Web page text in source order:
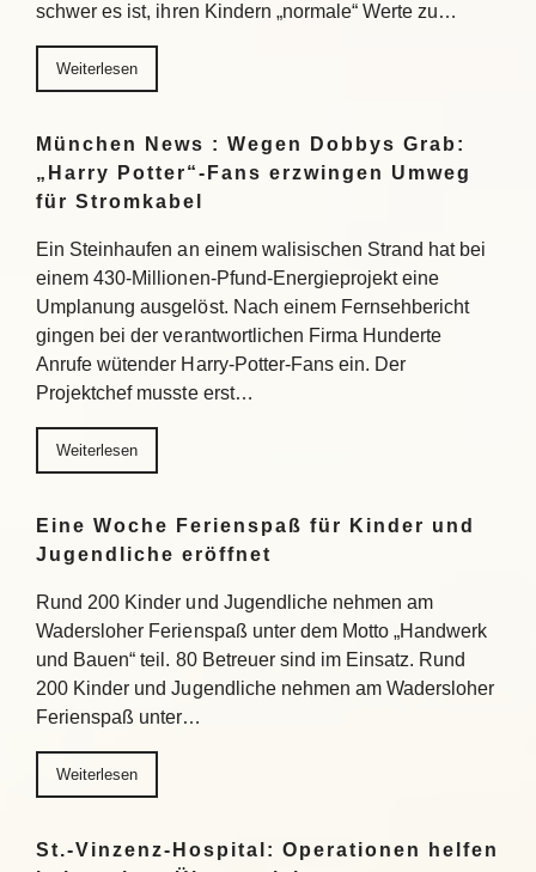
schwer es ist, ihren Kindern „normale“ Werte zu…
Weiterlesen
München News : Wegen Dobbys Grab:
„Harry Potter“-Fans erzwingen Umweg
für Stromkabel
Ein Steinhaufen an einem walisischen Strand hat bei
einem 430-Millionen-Pfund-Energieprojekt eine
Umplanung ausgelöst. Nach einem Fernsehbericht
gingen bei der verantwortlichen Firma Hunderte
Anrufe wütender Harry-Potter-Fans ein. Der
Projektchef musste erst…
Weiterlesen
Eine Woche Ferienspaß für Kinder und
Jugendliche eröffnet
Rund 200 Kinder und Jugendliche nehmen am
Wadersloher Ferienspaß unter dem Motto „Handwerk
und Bauen“ teil. 80 Betreuer sind im Einsatz. Rund
200 Kinder und Jugendliche nehmen am Wadersloher
Ferienspaß unter…
Weiterlesen
St.-Vinzenz-Hospital: Operationen helfen